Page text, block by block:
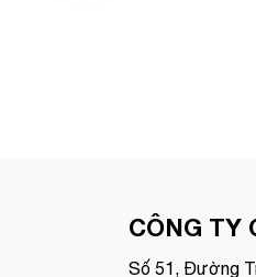
CÔNG TY
Số 51, Đường